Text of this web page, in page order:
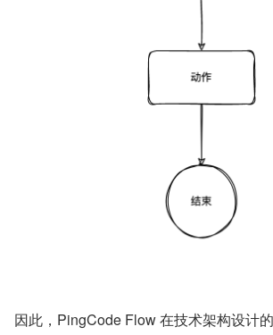
因此，PingCode Flow 在技术架构设计